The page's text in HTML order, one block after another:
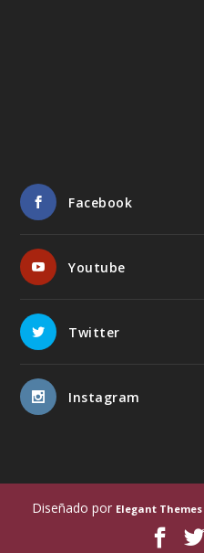
Facebook
Youtube
Twitter
Instagram
Diseñado por Elegant Themes